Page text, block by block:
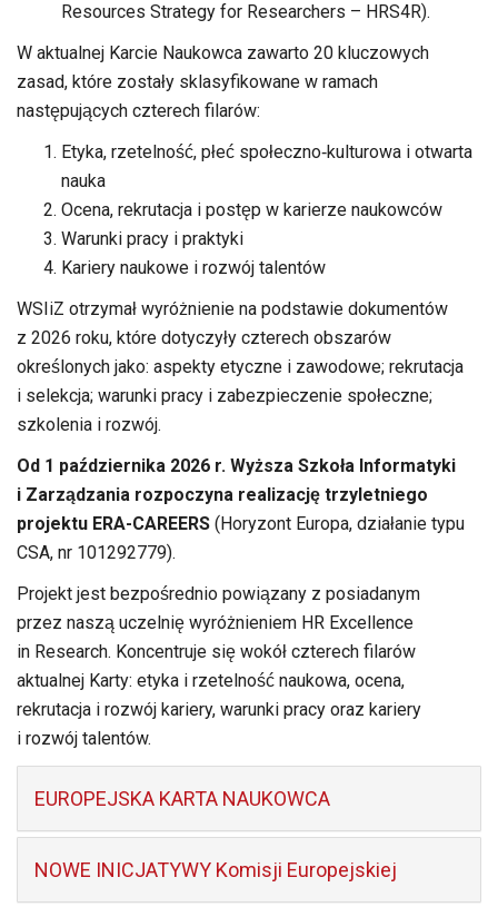
Resources Strategy for Researchers – HRS4R).
W aktualnej Karcie Naukowca zawarto 20 kluczowych
zasad, które zostały sklasyfikowane w ramach
następujących czterech filarów:
Etyka, rzetelność, płeć społeczno‑kulturowa i otwarta
nauka
Ocena, rekrutacja i postęp w karierze naukowców
Warunki pracy i praktyki
Kariery naukowe i rozwój talentów
WSIiZ otrzymał wyróżnienie na podstawie dokumentów
z 2026 roku, które dotyczyły czterech obszarów
określonych jako: aspekty etyczne i zawodowe; rekrutacja
i selekcja; warunki pracy i zabezpieczenie społeczne;
szkolenia i rozwój.
Od 1 października 2026 r. Wyższa Szkoła Informatyki
i Zarządzania rozpoczyna realizację trzyletniego
projektu ERA-CAREERS (Horyzont Europa, działanie typu
CSA, nr 101292779).
Projekt jest bezpośrednio powiązany z posiadanym
przez naszą uczelnię wyróżnieniem HR Excellence
in Research. Koncentruje się wokół czterech filarów
aktualnej Karty: etyka i rzetelność naukowa, ocena,
rekrutacja i rozwój kariery, warunki pracy oraz kariery
i rozwój talentów.
EUROPEJSKA KARTA NAUKOWCA
NOWE INICJATYWY Komisji Europejskiej